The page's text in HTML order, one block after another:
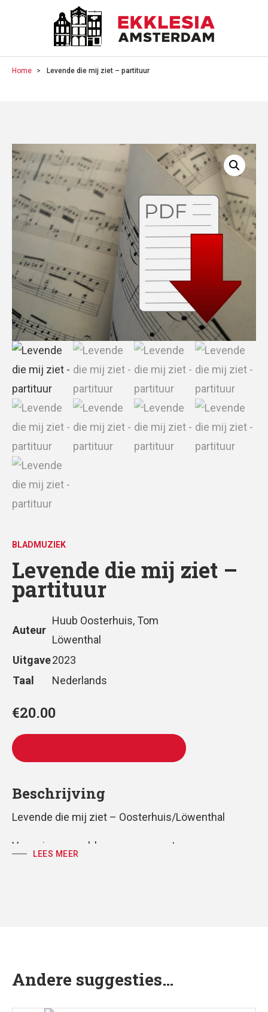
Home Levende die mij ziet – partituur
BLADMUZIEK
Levende die mij ziet –
partituur
Auteur
Huub Oosterhuis, Tom
Löwenthal
Uitgave2023
Taal
Nederlands
€20.00
Beschrijving
Levende die mij ziet – Oosterhuis/Löwenthal
Voor piano, orgel, koor en gemeente
LEES MEER
Andere suggesties…